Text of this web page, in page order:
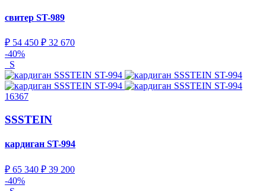
свитер ST-989
₽ 54 450 ₽ 32 670
-40%
S
16367
SSSTEIN
кардиган ST-994
₽ 65 340 ₽ 39 200
-40%